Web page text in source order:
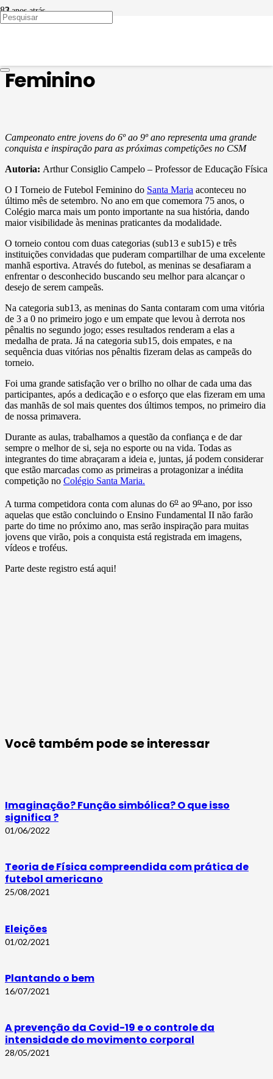
3 anos atrás
ATIVIDADE FÍSICA
Feminino
Campeonato entre jovens do 6º ao 9º ano representa uma grande
conquista e inspiração para as próximas competições no CSM
Autoria: Arthur Consiglio Campelo – Professor de Educação Física
O I Torneio de Futebol Feminino do Santa Maria aconteceu no
último mês de setembro. No ano em que comemora 75 anos, o
Colégio marca mais um ponto importante na sua história, dando
maior visibilidade às meninas praticantes da modalidade.
O torneio contou com duas categorias (sub13 e sub15) e três
instituições convidadas que puderam compartilhar de uma excelente
manhã esportiva. Através do futebol, as meninas se desafiaram a
enfrentar o desconhecido buscando seu melhor para alcançar o
desejo de serem campeãs.
Na categoria sub13, as meninas do Santa contaram com uma vitória
de 3 a 0 no primeiro jogo e um empate que levou à derrota nos
pênaltis no segundo jogo; esses resultados renderam a elas a
medalha de prata. Já na categoria sub15, dois empates, e na
sequência duas vitórias nos pênaltis fizeram delas as campeãs do
torneio.
Foi uma grande satisfação ver o brilho no olhar de cada uma das
participantes, após a dedicação e o esforço que elas fizeram em uma
das manhãs de sol mais quentes dos últimos tempos, no primeiro dia
de nossa primavera.
Durante as aulas, trabalhamos a questão da confiança e de dar
sempre o melhor de si, seja no esporte ou na vida. Todas as
integrantes do time abraçaram a ideia e, juntas, já podem considerar
que estão marcadas como as primeiras a protagonizar a inédita
competição no Colégio Santa Maria.
A turma competidora conta com alunas do 6o ao 9o ano, por isso
aquelas que estão concluindo o Ensino Fundamental II não farão
parte do time no próximo ano, mas serão inspiração para muitas
jovens que virão, pois a conquista está registrada em imagens,
vídeos e troféus.
Parte deste registro está aqui!
Você também pode se interessar
Imaginação? Função simbólica? O que isso
significa ?
01/06/2022
Teoria de Física compreendida com prática de
futebol americano
25/08/2021
Eleições
01/02/2021
Plantando o bem
16/07/2021
A prevenção da Covid-19 e o controle da
intensidade do movimento corporal
28/05/2021